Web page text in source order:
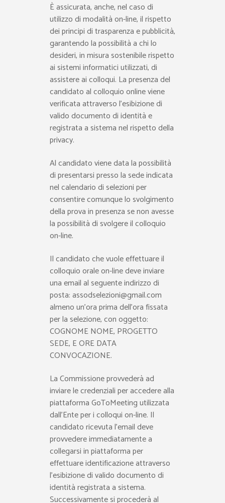
È assicurata, anche, nel caso di
utilizzo di modalità on-line, il rispetto
dei principi di trasparenza e pubblicità,
garantendo la possibilità a chi lo
desideri, in misura sostenibile rispetto
ai sistemi informatici utilizzati, di
assistere ai colloqui. La presenza del
candidato al colloquio online viene
verificata attraverso l’esibizione di
valido documento di identità e
registrata a sistema nel rispetto della
privacy.
Al candidato viene data la possibilità
di presentarsi presso la sede indicata
nel calendario di selezioni per
consentire comunque lo svolgimento
della prova in presenza se non avesse
la possibilità di svolgere il colloquio
on-line.
Il candidato che vuole effettuare il
colloquio orale on-line deve inviare
una email al seguente indirizzo di
posta: assodselezioni@gmail.com
almeno un’ora prima dell’ora fissata
per la selezione, con oggetto:
COGNOME NOME, PROGETTO
SEDE, E ORE DATA
CONVOCAZIONE.
La Commissione provvederà ad
inviare le credenziali per accedere alla
piattaforma GoToMeeting utilizzata
dall’Ente per i colloqui on-line. Il
candidato ricevuta l’email deve
provvedere immediatamente a
collegarsi in piattaforma per
effettuare identificazione attraverso
l’esibizione di valido documento di
identità registrata a sistema.
Successivamente si procederà al